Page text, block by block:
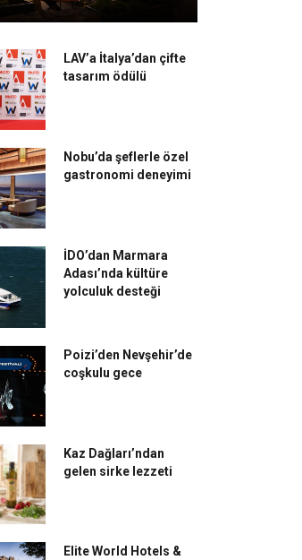
LAV’a İtalya’dan çifte
tasarım ödülü
Nobu’da şeflerle özel
gastronomi deneyimi
İDO’dan Marmara
Adası’nda kültüre
yolculuk desteği
Poizi’den Nevşehir’de
coşkulu gece
Kaz Dağları’ndan
gelen sirke lezzeti
Elite World Hotels &